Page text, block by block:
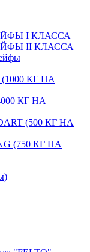
I КЛАССА
II КЛАССА
КГ НА
КГ НА
(500 КГ НА
(750 КГ НА